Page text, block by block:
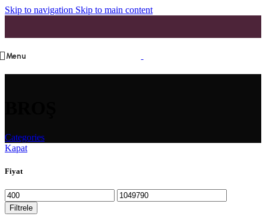
Skip to navigation Skip to main content
Menu
Categories
Kapat
Fiyat
En
düşük
fiyat
En
yüksek
Filtrele